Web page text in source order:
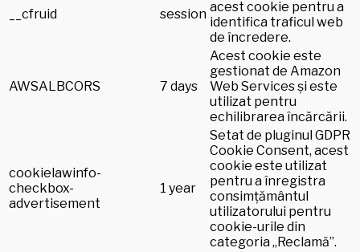
__cfruid session acest cookie pentru a
identifica traficul web
de încredere.
AWSALBCORS 7 days
Acest cookie este
gestionat de Amazon
Web Services și este
utilizat pentru
echilibrarea încărcării.
cookielawinfo-
checkbox-
advertisement
1 year
Setat de pluginul GDPR
Cookie Consent, acest
cookie este utilizat
pentru a înregistra
consimțământul
utilizatorului pentru
cookie-urile din
categoria „Reclamă”.